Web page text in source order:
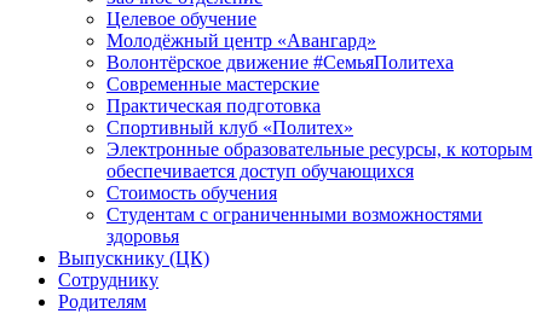
Целевое обучение
Молодёжный центр «Авангард»
Волонтёрское движение #СемьяПолитеха
Современные мастерские
Практическая подготовка
Спортивный клуб «Политех»
Электронные образовательные ресурсы, к которым
обеспечивается доступ обучающихся
Стоимость обучения
Студентам с ограниченными возможностями
здоровья
Выпускнику (ЦК)
Сотруднику
Родителям